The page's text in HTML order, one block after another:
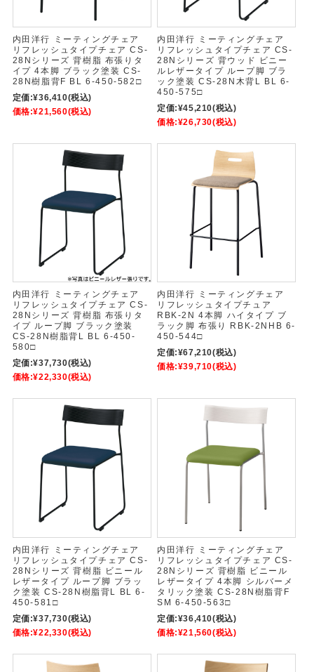
内田洋行 ミーティングチェア
リフレッシュタイプチェア CS-
28Nシリーズ 背樹脂 布張りタ
イプ 4本脚 ブラック塗装 CS-
28N樹脂背F BL 6-450-582□
定価:¥36,410(税込)
価格:¥21,560(税込)
内田洋行 ミーティングチェア
リフレッシュタイプチェア CS-
28Nシリーズ 背ウッド ビニー
ルレザータイプ ループ脚 ブラ
ック塗装 CS-28N木背L BL 6-
450-575□
定価:¥45,210(税込)
価格:¥26,730(税込)
内田洋行 ミーティングチェア
リフレッシュタイプチェア CS-
28Nシリーズ 背樹脂 布張りタ
イプ ループ脚 ブラック塗装
CS-28N樹脂背L BL 6-450-
580□
定価:¥37,730(税込)
価格:¥22,330(税込)
内田洋行 ミーティングチェア
リフレッシュタイプチュア
RBK-2N 4本脚 ハイタイプ ブ
ラック脚 布張り RBK-2NHB 6-
450-544□
定価:¥67,210(税込)
価格:¥39,710(税込)
内田洋行 ミーティングチェア
リフレッシュタイプチェア CS-
28Nシリーズ 背樹脂 ビニール
レザータイプ ループ脚 ブラッ
ク塗装 CS-28N樹脂背L BL 6-
450-581□
定価:¥37,730(税込)
価格:¥22,330(税込)
内田洋行 ミーティングチェア
リフレッシュタイプチェア CS-
28Nシリーズ 背樹脂 ビニール
レザータイプ 4本脚 シルバーメ
タリック塗装 CS-28N樹脂背F
SM 6-450-563□
定価:¥36,410(税込)
価格:¥21,560(税込)